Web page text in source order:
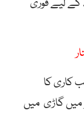
کاری کا
میں گاڑی میں